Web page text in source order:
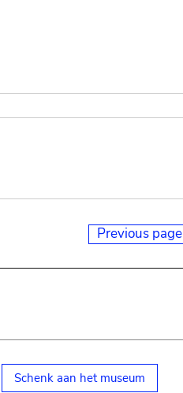
Previous page
Schenk aan het museum